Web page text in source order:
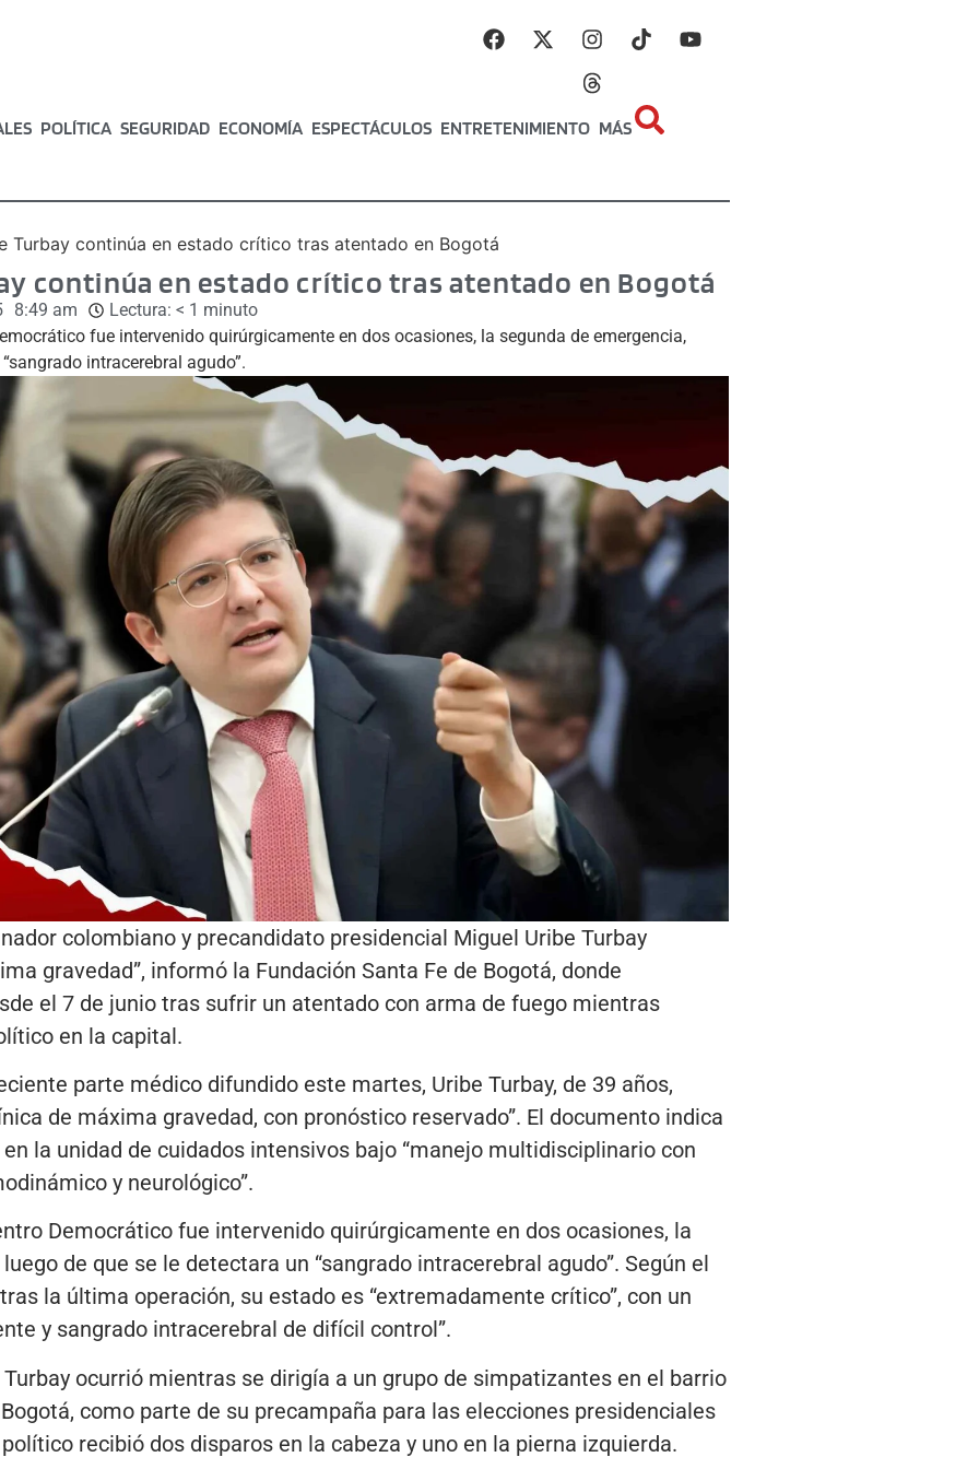
POLÍTICA SEGURIDAD ECONOMÍA ESPECTÁCULOS ENTRETENIMIENTO MÁS
Turbay continúa en estado crítico tras atentado en Bogotá
continúa en estado crítico tras atentado en Bogotá
8:49 am Lectura: < 1 minuto
fue intervenido quirúrgicamente en dos ocasiones, la segunda de emergencia,
intracerebral agudo”.
colombiano y precandidato presidencial Miguel Uribe Turbay
gravedad”, informó la Fundación Santa Fe de Bogotá, donde
el 7 de junio tras sufrir un atentado con arma de fuego mientras
en la capital.
parte médico difundido este martes, Uribe Turbay, de 39 años,
de máxima gravedad, con pronóstico reservado”. El documento indica
la unidad de cuidados intensivos bajo “manejo multidisciplinario con
y neurológico”.
Democrático fue intervenido quirúrgicamente en dos ocasiones, la
de que se le detectara un “sangrado intracerebral agudo”. Según el
la última operación, su estado es “extremadamente crítico”, con un
y sangrado intracerebral de difícil control”.
ocurrió mientras se dirigía a un grupo de simpatizantes en el barrio
como parte de su precampaña para las elecciones presidenciales
recibió dos disparos en la cabeza y uno en la pierna izquierda.